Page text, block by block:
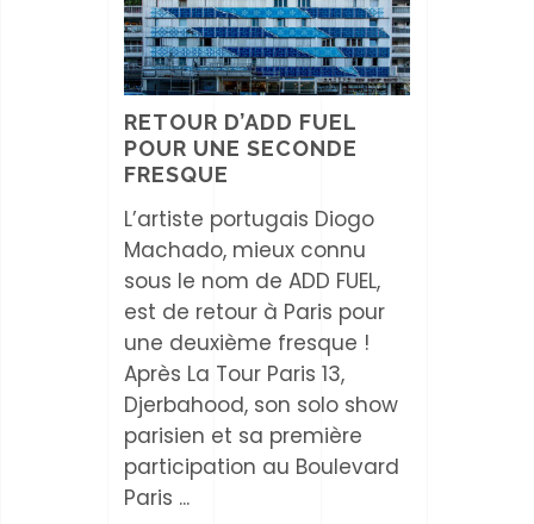
RETOUR D’ADD FUEL
POUR UNE SECONDE
FRESQUE
L’artiste portugais Diogo
Machado, mieux connu
sous le nom de ADD FUEL,
est de retour à Paris pour
une deuxième fresque !
Après La Tour Paris 13,
Djerbahood, son solo show
parisien et sa première
participation au Boulevard
Paris